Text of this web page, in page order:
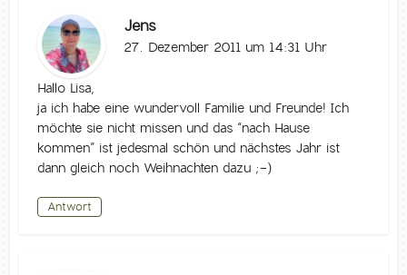
Jens
27. Dezember 2011 um 14:31 Uhr
Hallo Lisa,
ja ich habe eine wundervoll Familie und Freunde! Ich
möchte sie nicht missen und das “nach Hause
kommen” ist jedesmal schön und nächstes Jahr ist
dann gleich noch Weihnachten dazu ;-)
Antwort